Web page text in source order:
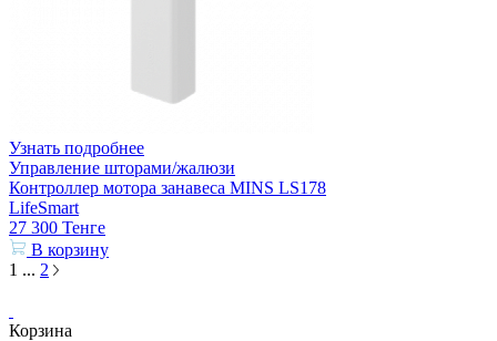
Узнать подробнее
Управление шторами/жалюзи
Контроллер мотора занавеса MINS LS178
LifeSmart
27 300 Тенге
В корзину
1 ... 2
Корзина